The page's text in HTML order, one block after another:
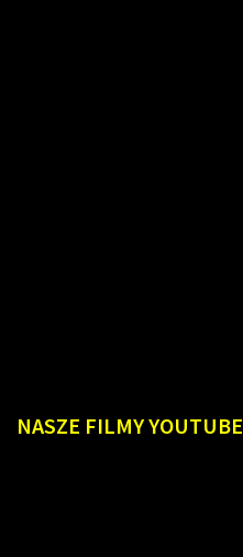
NASZE FILMY YOUTUBE